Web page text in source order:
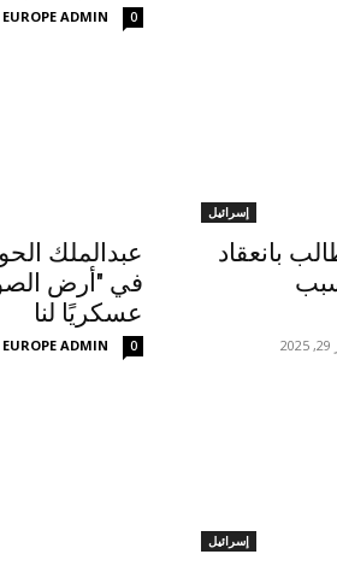
ADMIN 0
إسرائيل
بانعقاد
عبدالملك
في "أرض
عسكريًا لنا
ADMIN 0
إسرائيل